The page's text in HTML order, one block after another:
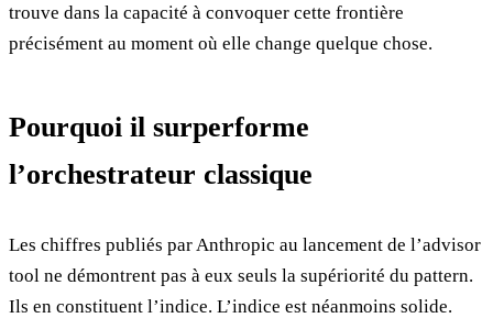
trouve dans la capacité à convoquer cette frontière
précisément au moment où elle change quelque chose.
Pourquoi il surperforme
l’orchestrateur classique
Les chiffres publiés par Anthropic au lancement de l’advisor
tool ne démontrent pas à eux seuls la supériorité du pattern.
Ils en constituent l’indice. L’indice est néanmoins solide.